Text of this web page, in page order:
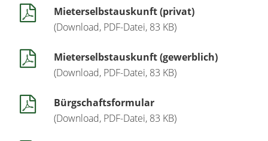
Mieterselbstauskunft (privat)
(Download, PDF-Datei, 83 KB)
Mieterselbstauskunft (gewerblich)
(Download, PDF-Datei, 83 KB)
Bürgschaftsformular
(Download, PDF-Datei, 83 KB)